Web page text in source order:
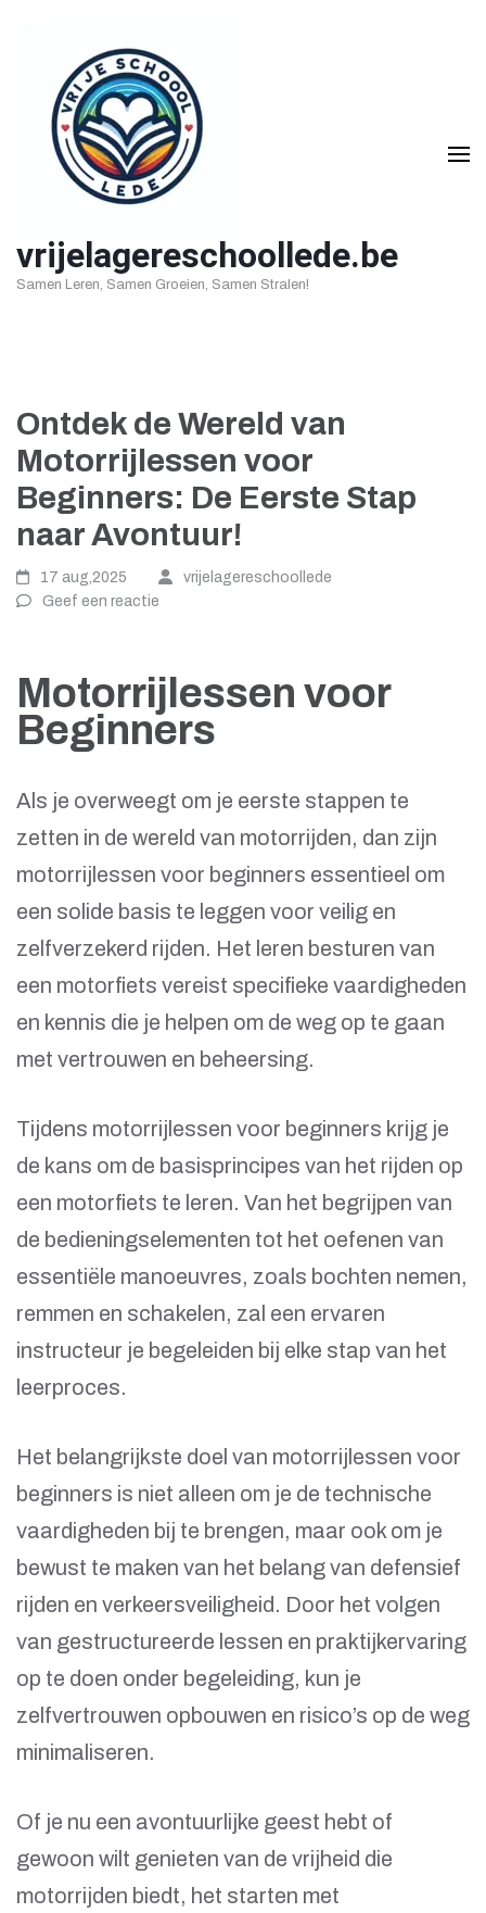
inhoud
vrijelagereschoollede.be
Samen Leren, Samen Groeien, Samen Stralen!
Ontdek de Wereld van
Motorrijlessen voor
Beginners: De Eerste Stap
naar Avontuur!
17 aug,2025
vrijelagereschoollede
Geef een reactie
Motorrijlessen voor
Beginners
Als je overweegt om je eerste stappen te
zetten in de wereld van motorrijden, dan zijn
motorrijlessen voor beginners essentieel om
een solide basis te leggen voor veilig en
zelfverzekerd rijden. Het leren besturen van
een motorfiets vereist specifieke vaardigheden
en kennis die je helpen om de weg op te gaan
met vertrouwen en beheersing.
Tijdens motorrijlessen voor beginners krijg je
de kans om de basisprincipes van het rijden op
een motorfiets te leren. Van het begrijpen van
de bedieningselementen tot het oefenen van
essentiële manoeuvres, zoals bochten nemen,
remmen en schakelen, zal een ervaren
instructeur je begeleiden bij elke stap van het
leerproces.
Het belangrijkste doel van motorrijlessen voor
beginners is niet alleen om je de technische
vaardigheden bij te brengen, maar ook om je
bewust te maken van het belang van defensief
rijden en verkeersveiligheid. Door het volgen
van gestructureerde lessen en praktijkervaring
op te doen onder begeleiding, kun je
zelfvertrouwen opbouwen en risico’s op de weg
minimaliseren.
Of je nu een avontuurlijke geest hebt of
gewoon wilt genieten van de vrijheid die
motorrijden biedt, het starten met